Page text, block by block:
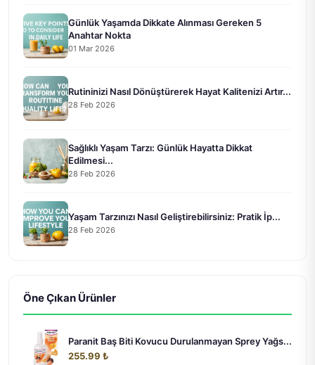
Günlük Yaşamda Dikkate Alınması Gereken 5
Anahtar Nokta
01 Mar 2026
Rutininizi Nasıl Dönüştürerek Hayat Kalitenizi Artır...
28 Feb 2026
Sağlıklı Yaşam Tarzı: Günlük Hayatta Dikkat
Edilmesi...
28 Feb 2026
Yaşam Tarzınızı Nasıl Geliştirebilirsiniz: Pratik İp...
28 Feb 2026
Öne Çıkan Ürünler
Paranit Baş Biti Kovucu Durulanmayan Sprey Yağs...
255.99 ₺